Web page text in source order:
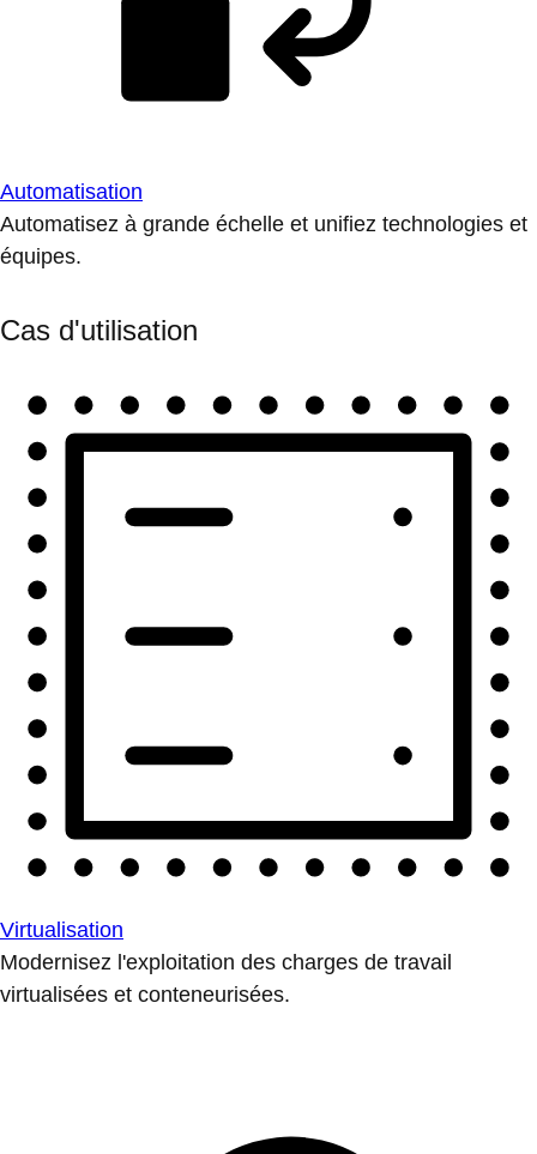
Automatisation
Automatisez à grande échelle et unifiez technologies et
équipes.
Cas d'utilisation
Virtualisation
Modernisez l'exploitation des charges de travail
virtualisées et conteneurisées.